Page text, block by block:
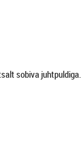
sobiva juhtpuldiga.